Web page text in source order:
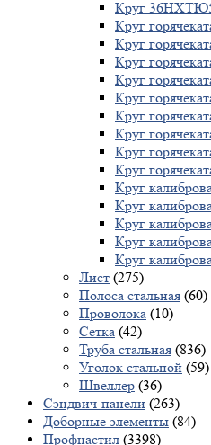
Круг
Круг
Круг
Круг
Круг
Круг
Круг
Круг
Круг
Круг
Круг
Круг
Круг
Круг
Круг
Лист (275)
Полоса стальная (60)
Проволока (10)
Сетка (42)
Труба стальная (836)
Уголок стальной (59)
Швеллер (36)
Сэндвич-панели (263)
Доборные элементы (84)
Профнастил (3398)